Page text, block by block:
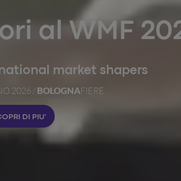
al WMF
market shapers
2026 /BOLOGNAFIERE
DI PIU'